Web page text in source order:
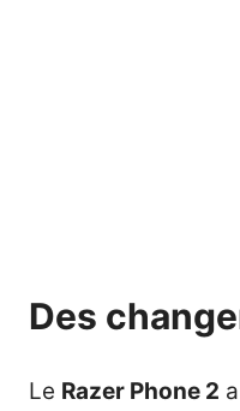
Des
Le Razer Phone 2